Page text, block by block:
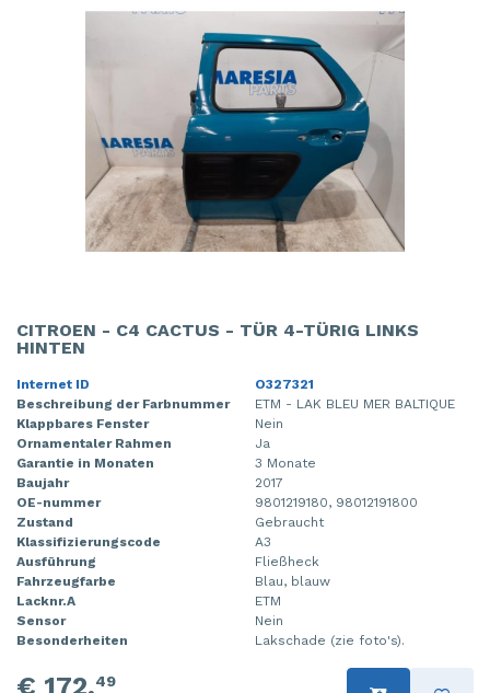
CITROEN - C4 CACTUS - TÜR 4-TÜRIG LINKS
HINTEN
Internet ID
O327321
Beschreibung der Farbnummer
ETM - LAK BLEU MER BALTIQUE
Klappbares Fenster
Nein
Ornamentaler Rahmen
Ja
Garantie in Monaten
3 Monate
Baujahr
2017
OE-nummer
9801219180, 98012191800
Zustand
Gebraucht
Klassifizierungscode
A3
Ausführung
Fließheck
Fahrzeugfarbe
Blau, blauw
Lacknr.A
ETM
Sensor
Nein
Besonderheiten
Lakschade (zie foto's).
€ 172,49